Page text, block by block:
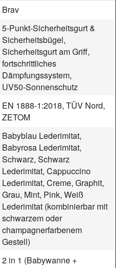
Brav
5‑Punkt‑Sicherheitsgurt &
Sicherheitsbügel,
Sicherheitsgurt am Griff,
fortschrittliches
Dämpfungssystem,
UV50‑Sonnenschutz
EN 1888‑1:2018, TÜV Nord,
ZETOM
Babyblau Lederimitat,
Babyrosa Lederimitat,
Schwarz, Schwarz
Lederimitat, Cappuccino
Lederimitat, Creme, Graphit,
Grau, Mint, Pink, Weiß
Lederimitat (kombinierbar mit
schwarzem oder
champagnerfarbenem
Gestell)
2 in 1 (Babywanne +